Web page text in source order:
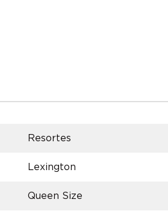
Resortes
Lexington
Queen Size